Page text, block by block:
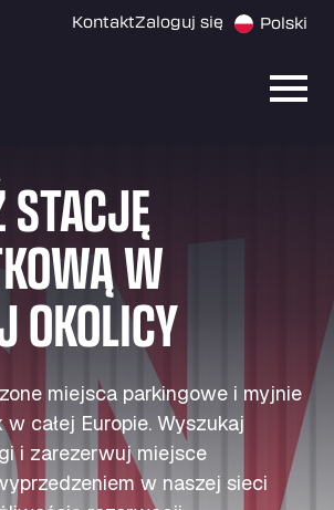
KontaktZaloguj się Polski
W
OKOLICY
miejsca parkingowe i myjnie
całej Europie. Wyszukaj
i zarezerwuj miejsce
w naszej sieci